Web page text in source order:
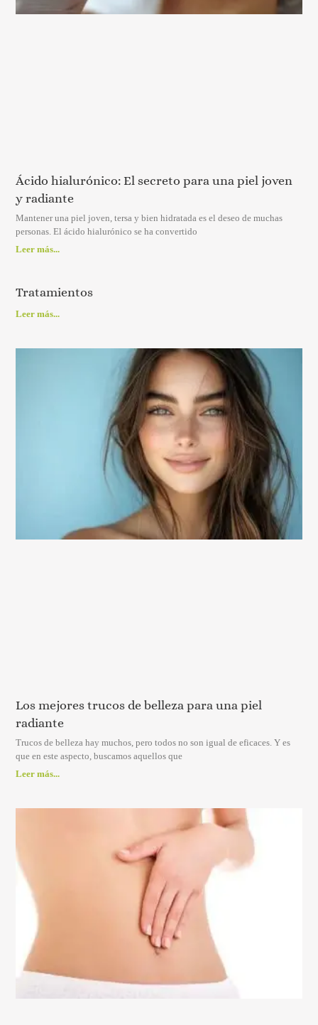
Ácido hialurónico: El secreto para una piel joven
y radiante
Mantener una piel joven, tersa y bien hidratada es el deseo de muchas
personas. El ácido hialurónico se ha convertido
Leer más...
Tratamientos
Leer más...
Los mejores trucos de belleza para una piel
radiante
Trucos de belleza hay muchos, pero todos no son igual de eficaces. Y es
que en este aspecto, buscamos aquellos que
Leer más...